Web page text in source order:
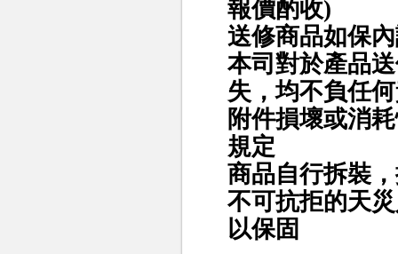
報價酌收)
送修商品如保
本司對於產品
失，均不負任
附件損壞或消
規定
商品自行拆裝
不可抗拒的天
以保固